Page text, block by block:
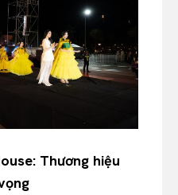
Thương hiệu